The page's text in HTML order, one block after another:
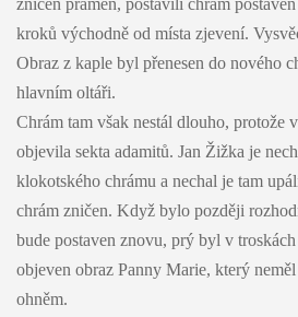
kroků východně od místa zjevení.
Obraz z kaple byl přenesen do nového
hlavním oltáři.
Chrám tam však nestál dlouho, protože
objevila sekta adamitů. Jan Žižka je
klokotského chrámu a nechal je tam
chrám zničen. Když bylo později
bude postaven znovu, prý byl v
objeven obraz Panny Marie, který
ohněm.